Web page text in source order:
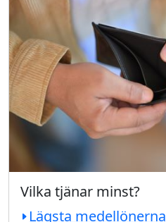
Vilka tjänar minst?
Lägsta medellönerna